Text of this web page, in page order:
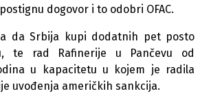
dogovor i to odobri OFAC.
da Srbija kupi dodatnih pet posto
te rad Rafinerije u Pančevu od
u kapacitetu u kojem je radila
uvođenja američkih sankcija.